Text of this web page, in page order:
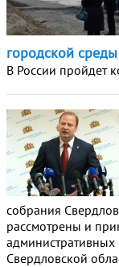
городской среды
В России пройдет
собрания
рассмотрены и
Свердловской